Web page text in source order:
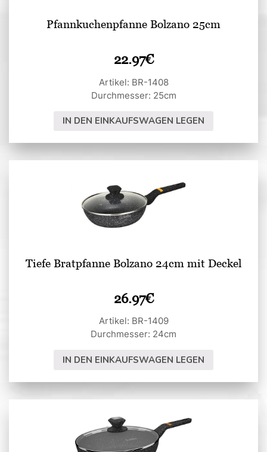
Pfannkuchenpfanne Bolzano 25cm
22.97€
Artikel: BR-1408
Durchmesser: 25cm
IN DEN EINKAUFSWAGEN LEGEN
Tiefe Bratpfanne Bolzano 24cm mit Deckel
26.97€
Artikel: BR-1409
Durchmesser: 24cm
IN DEN EINKAUFSWAGEN LEGEN